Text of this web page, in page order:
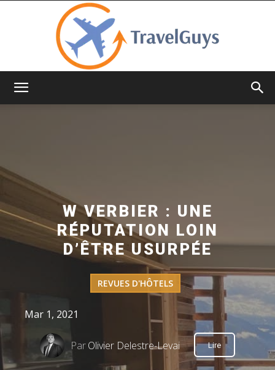
W VERBIER : UNE
RÉPUTATION LOIN
D’ÊTRE USURPÉE
REVUES D'HÔTELS
Mar 1, 2021
ParOlivier Delestre-Levai Lire